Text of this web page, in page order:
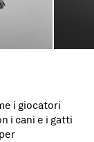
i giocatori
i cani e i gatti